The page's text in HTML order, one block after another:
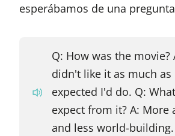
esperábamos de una
Q: How was the movie?
didn't like it as much as
expected I'd do. Q:
expect from it? A: More
and less world-building.